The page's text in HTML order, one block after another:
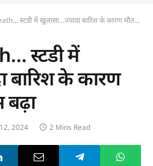
स्टडी में खुलासा…ज्यादा बारिश के कारण मौत का जोखिम बढ़ा
स्टडी में
बारिश के कारण
बढ़ा
2024 2 Mins Read